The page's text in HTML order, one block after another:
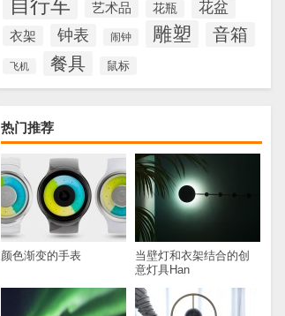
自行车 艺术品 花瓶 花盆
衣架 钟表 闹钟 雕塑 音箱
飞机 餐具 鼠标
热门推荐
颜色渐变的手表
当壁灯和衣架结合的创
意灯具Han